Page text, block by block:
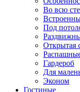
Во всю
Под
Открытая
Гардероб
Для
Эконом
Гостиные